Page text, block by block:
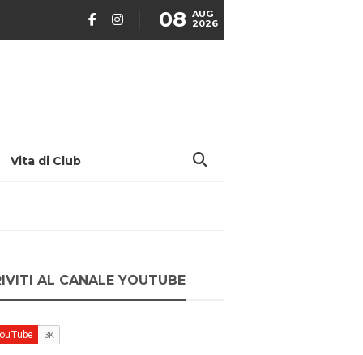
08 AUG
2026
Vita di Club
AL CANALE YOUTUBE